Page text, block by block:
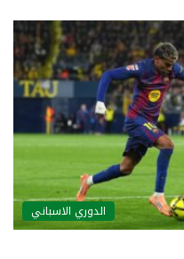
الدوري الاسباني